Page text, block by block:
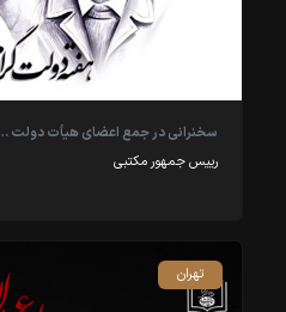
سخنرانی در جمع اعضای هیأت دولت …
رییس جمهور مکتبی
تهران